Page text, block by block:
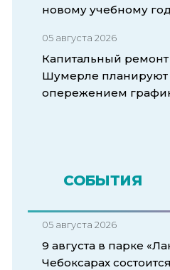
новому учебному
05 августа 2026
Капитальный
Шумерле планируют
опережением
СОБЫТИЯ
05 августа 2026
9 августа в парке
Чебоксарах